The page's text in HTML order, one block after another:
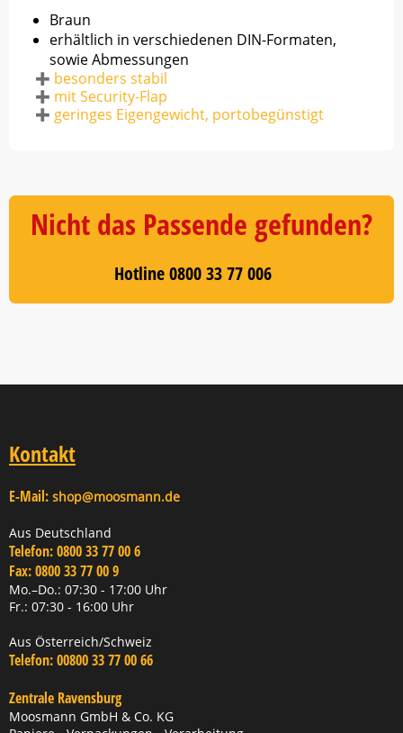
Braun
erhältlich in verschiedenen DIN-Formaten,
sowie Abmessungen
besonders stabil
mit Security-Flap
geringes Eigengewicht, portobegünstigt
Nicht das Passende gefunden?
Hotline 0800 33 77 006
Kontakt
E-Mail: shop@moosmann.de
Aus Deutschland
Telefon:0800 33 77 00 6
Fax:0800 33 77 00 9
Mo.–Do.: 07:30 - 17:00 Uhr
Fr.: 07:30 - 16:00 Uhr
Aus Österreich/Schweiz
Telefon:00800 33 77 00 66
Zentrale Ravensburg
Moosmann GmbH & Co. KG